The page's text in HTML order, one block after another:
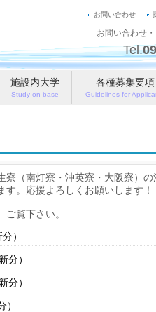
お問い合わせ
Tel.
お問い合わせ
施設内大学
Study on base
各種募集要項
Guidelines for
（南灯寮・沖英寮・大阪寮）の
。応援よろしくお願いします！
覧下さい。
）
分）
分）